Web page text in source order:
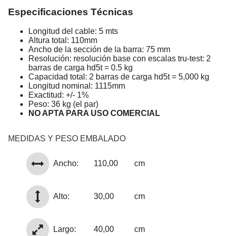
Especificaciones Técnicas
Longitud del cable: 5 mts
Altura total: 110mm
Ancho de la sección de la barra: 75 mm
Resolución: resolución base con escalas tru-test: 2
barras de carga hd5t = 0.5 kg
Capacidad total: 2 barras de carga hd5t = 5,000 kg
Longitud nominal: 1115mm
Exactitud: +/- 1%
Peso: 36 kg (el par)
NO APTA PARA USO COMERCIAL
MEDIDAS Y PESO EMBALADO
Ancho: 110,00 cm
Alto: 30,00 cm
Largo: 40,00 cm